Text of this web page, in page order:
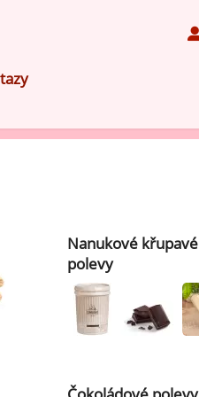
Speciální ochucovací
Karamelové
Nanukové
polevy